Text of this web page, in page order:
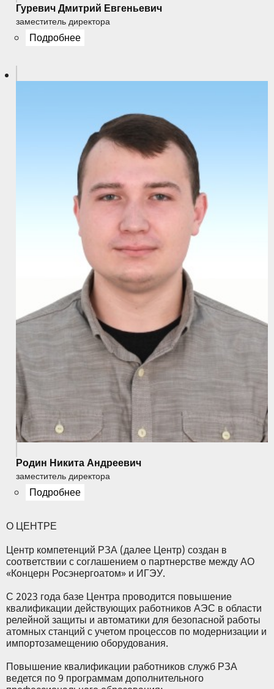
Гуревич Дмитрий Евгеньевич
заместитель директора
Подробнее
Родин Никита Андреевич
заместитель директора
Подробнее
О ЦЕНТРЕ
Центр компетенций РЗА (далее Центр) создан в
соответствии с соглашением о партнерстве между АО
«Концерн Росэнергоатом» и ИГЭУ.
С 2023 года базе Центра проводится повышение
квалификации действующих работников АЭС в области
релейной защиты и автоматики для безопасной работы
атомных станций с учетом процессов по модернизации и
импортозамещению оборудования.
Повышение квалификации работников служб РЗА
ведется по 9 программам дополнительного